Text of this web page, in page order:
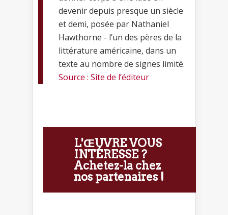
devenir depuis presque un siècle
et demi, posée par Nathaniel
Hawthorne - l’un des pères de la
littérature américaine, dans un
texte au nombre de signes limité.
Source : Site de l’éditeur
L'ŒUVRE VOUS
INTÉRESSE ?
Achetez-la chez
nos partenaires !